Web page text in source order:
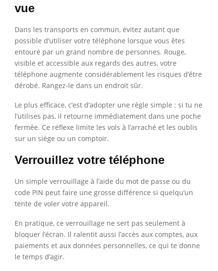
vue
Dans les transports en commun, évitez autant que
possible d’utiliser votre téléphone lorsque vous êtes
entouré par un grand nombre de personnes. Rouge,
visible et accessible aux regards des autres, votre
téléphone augmente considérablement les risques d’être
dérobé. Rangez-le dans un endroit sûr.
Le plus efficace, c’est d’adopter une règle simple : si tu ne
l’utilises pas, il retourne immédiatement dans une poche
fermée. Ce réflexe limite les vols à l’arraché et les oublis
sur un siège ou un comptoir.
Verrouillez votre téléphone
Un simple verrouillage à l’aide du mot de passe ou du
code PIN peut faire une grosse différence si quelqu’un
tente de voler votre appareil.
En pratique, ce verrouillage ne sert pas seulement à
bloquer l’écran. Il ralentit aussi l’accès aux comptes, aux
paiements et aux données personnelles, ce qui te donne
le temps d’agir.